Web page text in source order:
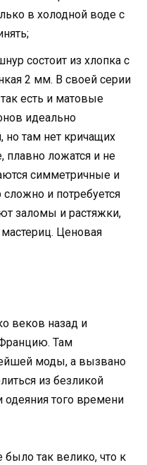
в холодной воде с
состоит из хлопка с
2 мм. В своей серии
есть и матовые
идеально
но там нет кричащих
плавно ложатся и не
симметричные и
и потребуется
заломы и растяжки,
Ценовая
веков назад и
Там
моды, а вызвано
из безликой
того времени
так велико, что к